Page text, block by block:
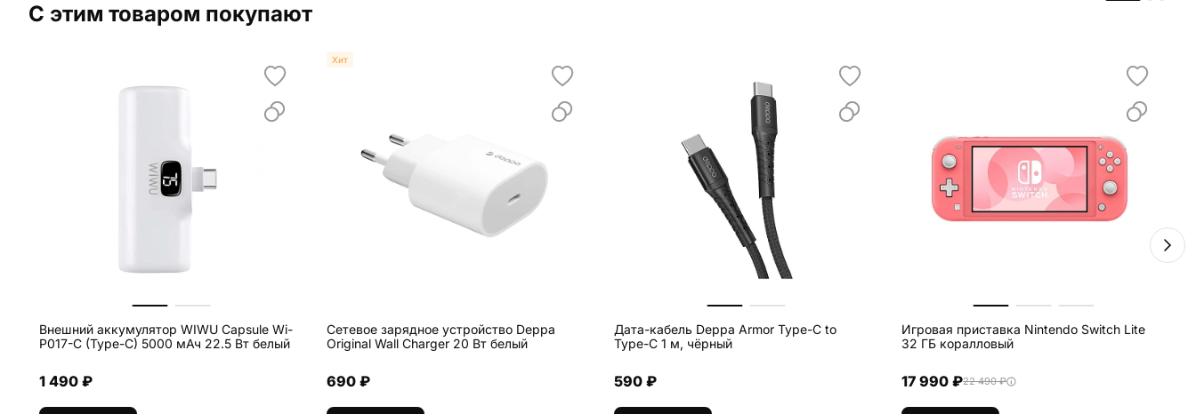
С этим товаром покупают
Внешний аккумулятор WIWU Capsule Wi-
P017-C (Type-C) 5000 мАч 22.5 Вт белый
1 490 ₽
Хит
Сетевое зарядное устройство Deppa
Original Wall Charger 20 Вт белый
690 ₽
Дата-кабель Deppa Armor Type-C to
Type-C 1 м, чёрный
590 ₽
Игровая приставка Nintendo Switch Lite
32 ГБ коралловый
17 990 ₽22 490 ₽